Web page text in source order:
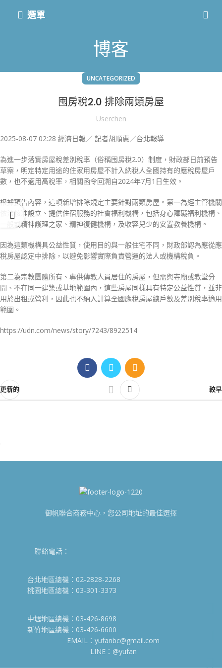
選單
博客
UNCATEGORIZED
囤房稅2.0 排除兩類房屋
Userchen
2025-08-07 02:28 經濟日報／ 記者胡順惠／台北報導
為進一步落實房屋稅差別稅率（俗稱囤房稅2.0）制度，財政部日前預告
草案，明定特定用途的住家用房屋不計入納稅人全國持有的應稅房屋戶
數，也不適用高稅率，相關函令回溯自2024年7月1日生效。
根據預告內容，這項新增排除規定主要針對兩類房屋。第一為經主管機關
依法核准設立、提供住宿服務的社會福利機構，包括身心障礙福利機構、
一般或精神護理之家、精神復健機構，及收容兒少的安置教養機構。
因為這類機構具公益性質，使用目的與一般住宅不同，財政部認為應從應
稅房屋認定中排除，以避免影響實際負責營運的法人或機構稅負。
第二為宗教團體所有、專供傳教人員居住的房屋，但需與寺廟或教堂分
開、不在同一建築或基地範圍內，這些房屋同樣具有特定公益性質，並非
用於出租或營利，因此也不納入計算全國應稅房屋總戶數及差別稅率適用
範圍。
https://udn.com/news/story/7243/8922514
更新的 較早
御帆聯合商務中心，您公司地址的最佳選擇
聯絡電話：
台北地區總機：02-2828-2268
桃園地區總機：03-301-3373
中壢地區總機：03-426-8698
新竹地區總機：03-426-6600
EMAIL：yufanbc@gmail.com
LINE：@yufan